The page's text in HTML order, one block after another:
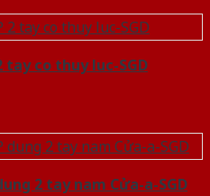
tay co thuy luc-SGD
2 tay nam Cửa-a-SGD